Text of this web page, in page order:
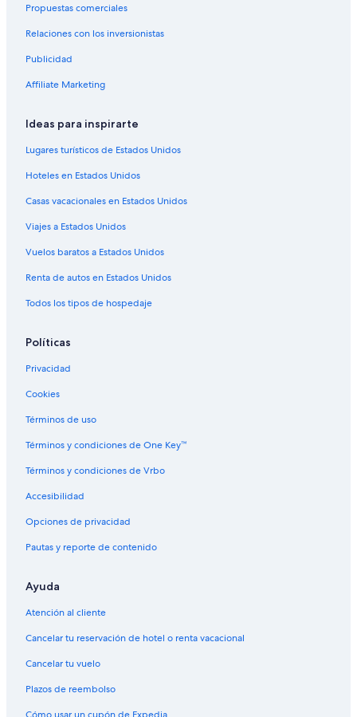
Propuestas comerciales
Relaciones con los inversionistas
Publicidad
Affiliate Marketing
Ideas para inspirarte
Lugares turísticos de Estados Unidos
Hoteles en Estados Unidos
Casas vacacionales en Estados Unidos
Viajes a Estados Unidos
Vuelos baratos a Estados Unidos
Renta de autos en Estados Unidos
Todos los tipos de hospedaje
Políticas
Privacidad
Cookies
Términos de uso
Términos y condiciones de One Key™
Términos y condiciones de Vrbo
Accesibilidad
Opciones de privacidad
Pautas y reporte de contenido
Ayuda
Atención al cliente
Cancelar tu reservación de hotel o renta vacacional
Cancelar tu vuelo
Plazos de reembolso
Cómo usar un cupón de Expedia